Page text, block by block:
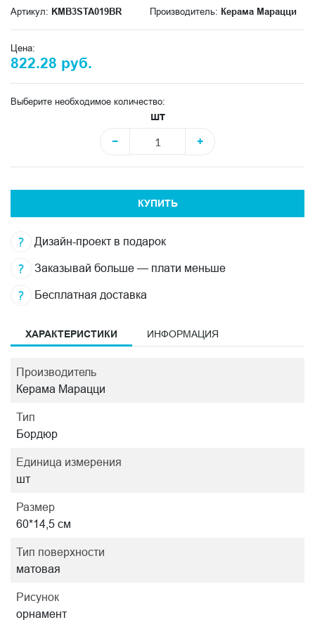
Артикул: KMB3STA019BR Производитель: Керама Марацци
Цена:
822.28 руб.
Выберите необходимое количество:
шт
−
+
КУПИТЬ
Дизайн-проект в подарок
Заказывай больше — плати меньше
Бесплатная доставка
ХАРАКТЕРИСТИКИ ИНФОРМАЦИЯ
Производитель
Керама Марацци
Тип
Бордюр
Единица измерения
шт
Размер
60*14,5 см
Тип поверхности
матовая
Рисунок
орнамент